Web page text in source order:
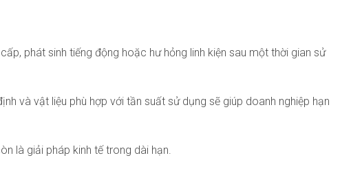
phát sinh tiếng động hoặc hư hỏng linh kiện sau một thời gian sử
và vật liệu phù hợp với tần suất sử dụng sẽ giúp doanh nghiệp hạn
là giải pháp kinh tế trong dài hạn.